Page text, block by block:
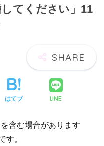
してください」11
はてブ LINE
含む場合があります
す。